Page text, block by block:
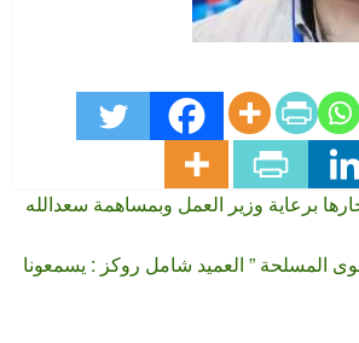
برعاية وزير العمل وبمساهمة سعدالله
المسلحة ” العميد شامل روكز : يسمعونا